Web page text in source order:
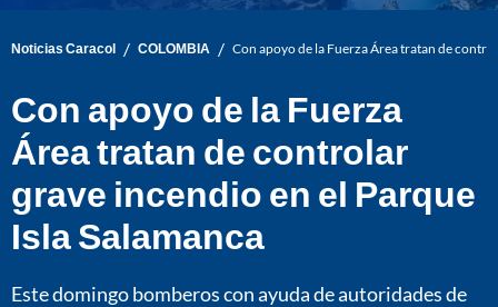
Noticias Caracol / COLOMBIA / Con apoyo de la Fuerza Área tratan de
Con apoyo de la Fuerza
Área tratan de controlar
grave incendio en el Parque
Isla Salamanca
Este domingo bomberos con ayuda de autoridades de